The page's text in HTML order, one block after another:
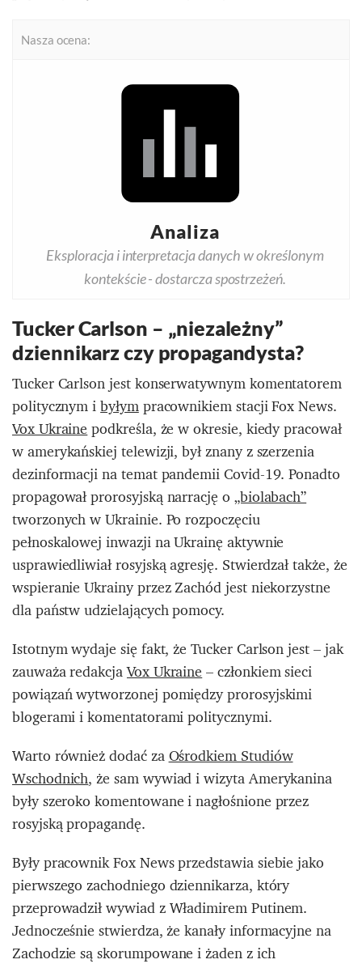
Nasza ocena:
Analiza
Eksploracja i interpretacja danych w określonym
kontekście - dostarcza spostrzeżeń.
Tucker Carlson – „niezależny”
dziennikarz czy propagandysta?
Tucker Carlson jest konserwatywnym komentatorem
politycznym ibyłympracownikiem stacji Fox News.
Vox Ukrainepodkreśla, że w okresie, kiedy pracował
w amerykańskiej telewizji, był znany z szerzenia
dezinformacji na temat pandemii Covid-19. Ponadto
propagował prorosyjską narrację o„biolabach”
tworzonych w Ukrainie. Po rozpoczęciu
pełnoskalowej inwazji na Ukrainę aktywnie
usprawiedliwiał rosyjską agresję. Stwierdzał także, że
wspieranie Ukrainy przez Zachód jest niekorzystne
dla państw udzielających pomocy.
Istotnym wydaje się fakt, że Tucker Carlson jest – jak
zauważa redakcjaVox Ukraine– członkiem sieci
powiązań wytworzonej pomiędzy prorosyjskimi
blogerami i komentatorami politycznymi.
Warto również dodać zaOśrodkiem Studiów
Wschodnich, że sam wywiad i wizyta Amerykanina
były szeroko komentowane i nagłośnione przez
rosyjską propagandę.
Były pracownik Fox News przedstawia siebie jako
pierwszego zachodniego dziennikarza, który
przeprowadził wywiad z Władimirem Putinem.
Jednocześnie stwierdza, że kanały informacyjne na
Zachodzie są skorumpowane i żaden z ich